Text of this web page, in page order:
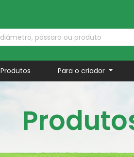
Produtos Para o criador